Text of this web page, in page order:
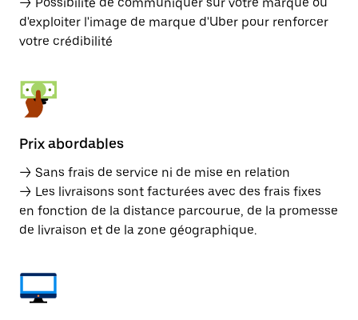
d'exploiter l'image de marque d'Uber pour renforcer
votre crédibilité
Prix abordables
→ Sans frais de service ni de mise en relation
→ Les livraisons sont facturées avec des frais fixes
en fonction de la distance parcourue, de la promesse
de livraison et de la zone géographique.